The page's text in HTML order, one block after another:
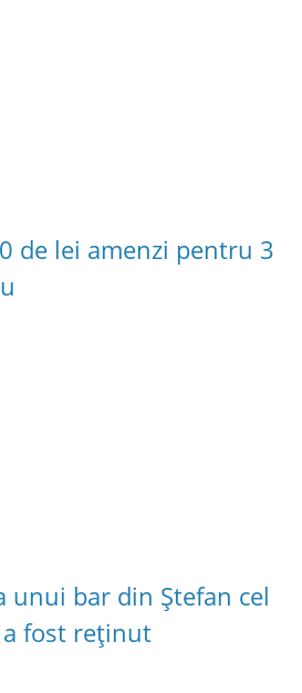
de lei amenzi pentru 3
unui bar din Ștefan cel
fost reținut